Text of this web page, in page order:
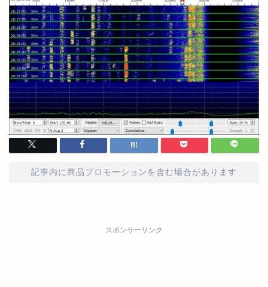
記事内に商品プロモーションを含む場合があります
スポンサーリンク